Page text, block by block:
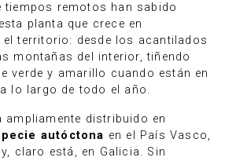
tiempos remotos han sabido
planta que crece en
territorio: desde los acantilados
montañas del interior, tiñendo
verde y amarillo cuando están en
lo largo de todo el año.
ampliamente distribuido en
autóctona en el País Vasco,
claro está, en Galicia. Sin